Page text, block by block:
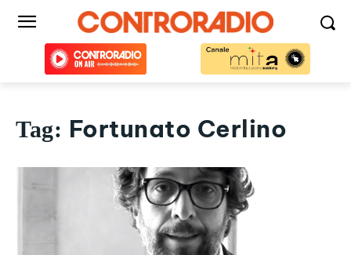
Tag: Fortunato Cerlino